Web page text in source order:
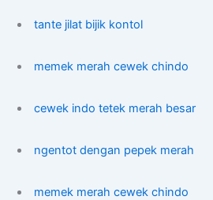
tante jilat bijik kontol
memek merah cewek chindo
cewek indo tetek merah besar
ngentot dengan pepek merah
memek merah cewek chindo